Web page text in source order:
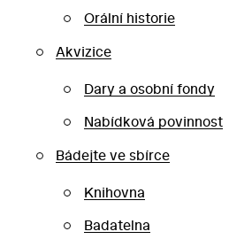
Orální historie
Akvizice
Dary a osobní fondy
Nabídková povinnost
Bádejte ve sbírce
Knihovna
Badatelna